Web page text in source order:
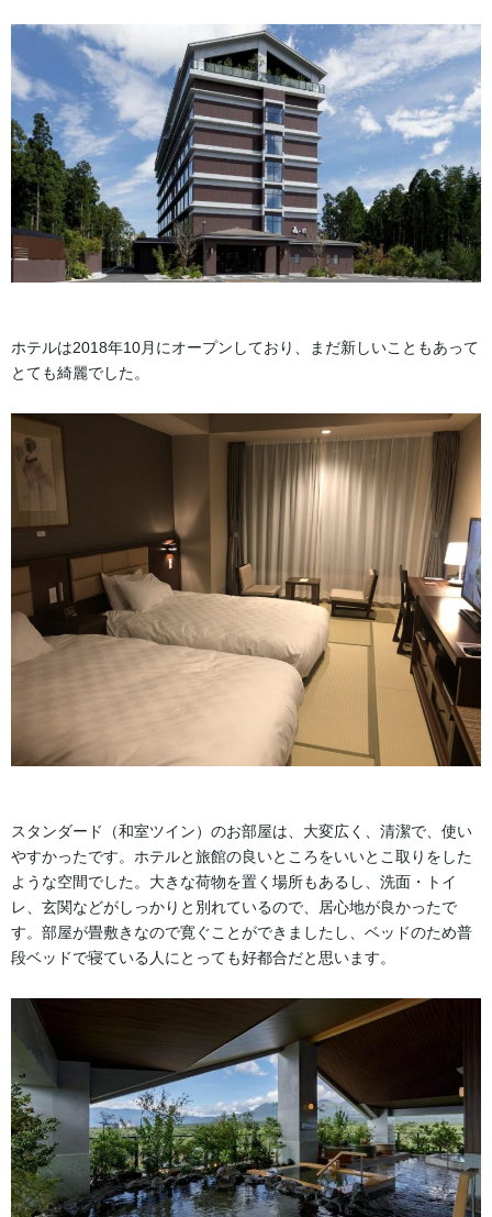
ホテルは2018年10月にオープンしており、まだ新しいこともあって
とても綺麗でした。
スタンダード（和室ツイン）のお部屋は、大変広く、清潔で、使い
やすかったです。ホテルと旅館の良いところをいいとこ取りをした
ような空間でした。大きな荷物を置く場所もあるし、洗面・トイ
レ、玄関などがしっかりと別れているので、居心地が良かったで
す。部屋が畳敷きなので寛ぐことができましたし、ベッドのため普
段ベッドで寝ている人にとっても好都合だと思います。